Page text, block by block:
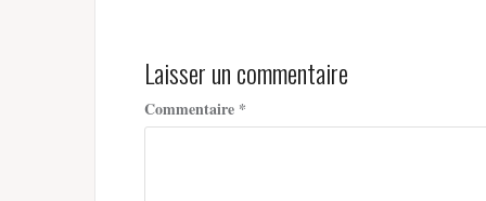
Laisser un commentaire
Commentaire *